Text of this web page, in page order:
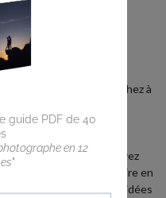
Vous cherchez à
meilleures
Vous n'arrivez
pas a traduire en
photos les idées